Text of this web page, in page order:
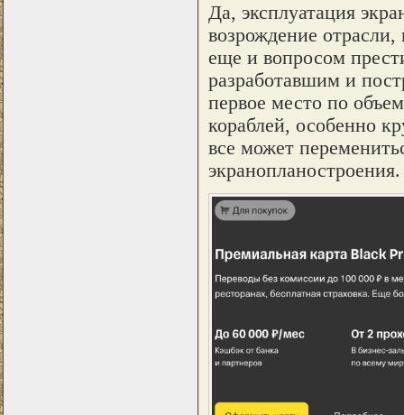
Да, эксплуатация
возрождение отрасли,
еще и вопросом
разработавшим и
первое место по
кораблей, особенно
все может
экранопланостроения.